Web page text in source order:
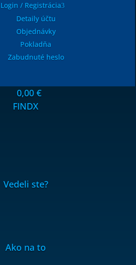
Login / Registrácia
Detaily účtu
Objednávky
Pokladňa
Zabudnuté heslo
0,00 €
The LEGEND
FINDX
Vedeli ste?
Ako na to